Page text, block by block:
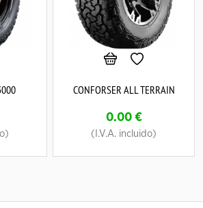
CONFORSER ALL TERRAIN
0.00€
(I.V.A. incluido)